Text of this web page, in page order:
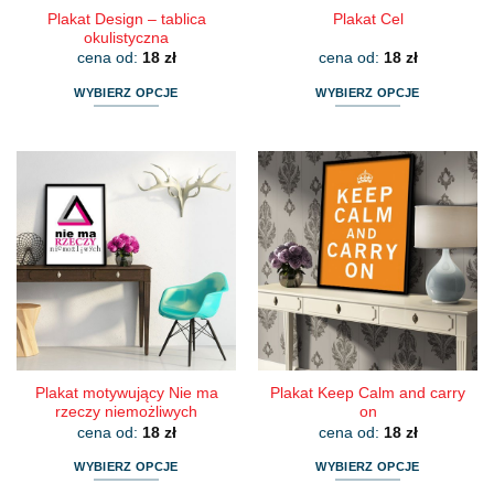
Plakat Design – tablica
okulistyczna
cena od: 18 zł
WYBIERZ OPCJE
wiele
wariantów.
Opcje
można
wybrać
na
stronie
produktu
Plakat Cel
cena od: 18 zł
WYBIERZ OPCJE
ma
wiele
wariantów.
Opcje
można
wybrać
na
stronie
produktu
Plakat motywujący Nie ma
rzeczy niemożliwych
cena od: 18 zł
WYBIERZ OPCJE
Plakat Keep Calm and carry
on
cena od: 18 zł
WYBIERZ OPCJE